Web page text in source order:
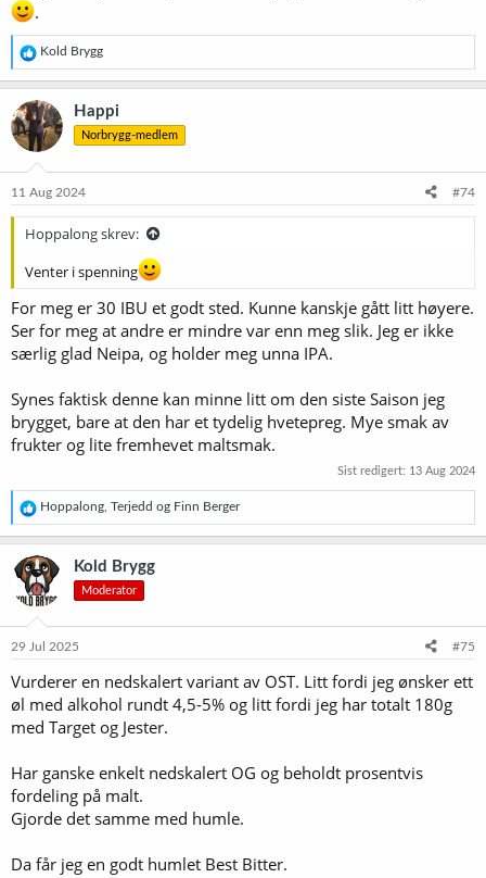
.
R
e
a
k
s
j
o
e
Kold Brygg
Happi
Norbrygg-medlem
11 Aug 2024 #74
Hoppalong skrev:
Venter i spenning
For meg er 30 IBU et godt sted. Kunne kanskje gått litt høyere.
Ser for meg at andre er mindre var enn meg slik. Jeg er ikke
særlig glad Neipa, og holder meg unna IPA.
Synes faktisk denne kan minne litt om den siste Saison jeg
brygget, bare at den har et tydelig hvetepreg. Mye smak av
frukter og lite fremhevet maltsmak.
Sist redigert: 13 Aug 2024
R
e
a
k
s
j
o
e
:
Hoppalong Terjedd og Finn Berger
Kold Brygg
Moderator
29 Jul 2025 #75
Vurderer en nedskalert variant av OST. Litt fordi jeg ønsker ett
øl med alkohol rundt 4,5-5% og litt fordi jeg har totalt 180g
med Target og Jester.
Har ganske enkelt nedskalert OG og beholdt prosentvis
fordeling på malt.
Gjorde det samme med humle.
Da får jeg en godt humlet Best Bitter.